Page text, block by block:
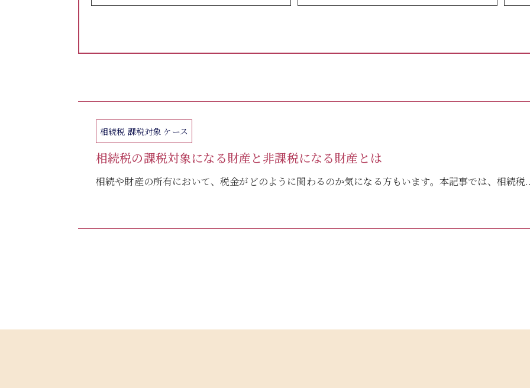
相続税 課税対象 ケース
相続税の課税対象になる財産と非課税になる財産とは
相続や財産の所有において、税金がどのように関わるのか気になる方もいます。本記事では、相続税